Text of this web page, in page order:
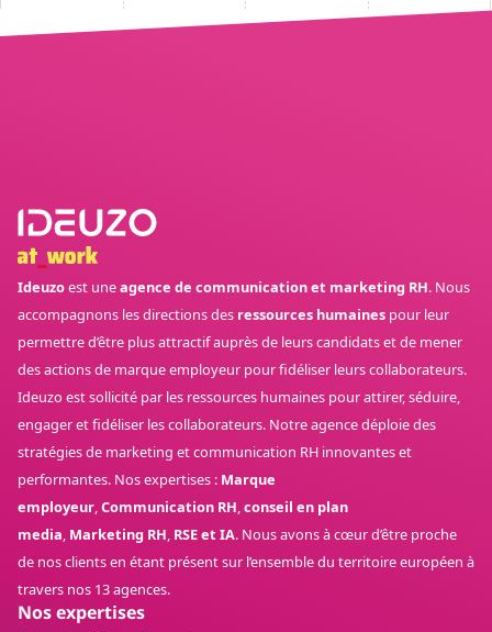
Ideuzoest uneagence de communication et marketing RH. Nous
accompagnons les directions des ressources humaines pour leur
permettre d’être plus attractif auprès de leurs candidats et de mener
des actions de marque employeur pour fidéliser leurs collaborateurs.
Ideuzo est sollicité par les ressources humaines pour attirer, séduire,
engager et fidéliser les collaborateurs. Notre agence déploie des
stratégies de marketing et communication RH innovantes et
performantes. Nos expertises : Marque
employeur Communication RH conseil en plan
media Marketing RH RSE et IA. Nous avons à cœur d’être proche
de nos clients en étant présent sur l’ensemble du territoire européen à
travers nos 13 agences.
Nos expertises